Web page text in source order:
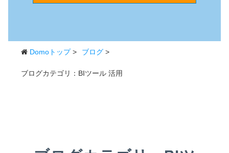
Domoトップ> ブログ >
ブログカテゴリ：BIツール 活用